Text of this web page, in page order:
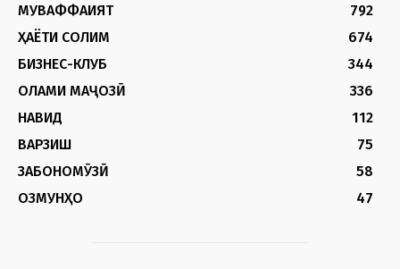
МУВАФФАҚИЯТ
792
ҲАЁТИ СОЛИМ
674
БИЗНЕС-КЛУБ
344
ОЛАМИ МАҶОЗӢ
336
НАВИД
112
ВАРЗИШ
75
ЗАБОНОМӮЗӢ
58
ОЗМУНҲО
47